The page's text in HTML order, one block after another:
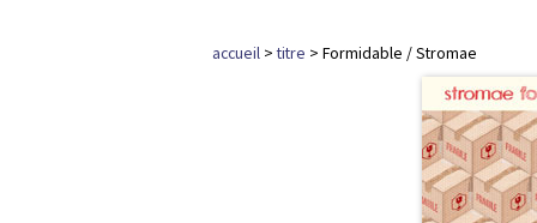
accueil >titre > Formidable / Stromae